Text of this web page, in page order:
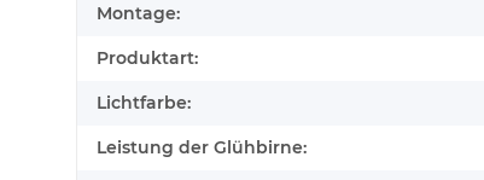
Montage:
Produktart:
Lichtfarbe:
Leistung der Glühbirne: